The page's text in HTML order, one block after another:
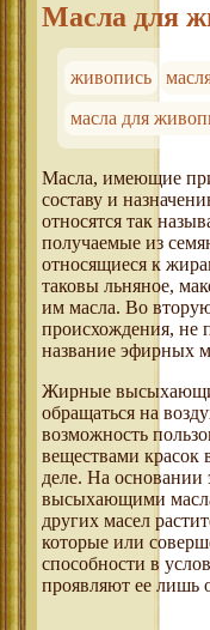
Масла для
живопись
масла для
Масла, имеющие
составу и
относятся так
получаемые из
относящиеся к
таковы льняное,
им масла. Во
происхождения, не
название эфирных
Жирные
обращаться на
возможность
веществами
деле. На основании
высыхающими
других масел
которые или
способности в
проявляют ее лишь